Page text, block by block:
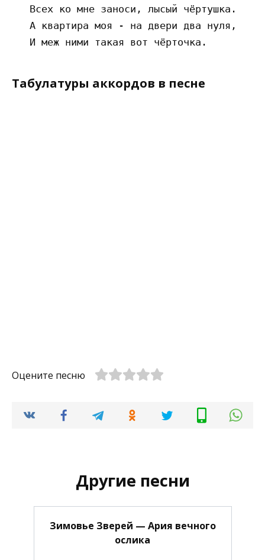
   Всех ко мне заноси, лысый чёртушка.
   А квартира моя - на двери два нуля,
Табулатуры аккордов в песне
Оцените песню
Другие песни
Зимовье Зверей — Ария вечного
ослика